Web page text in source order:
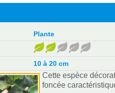
Plante
10 à 20 cm
Cette espèce
foncée